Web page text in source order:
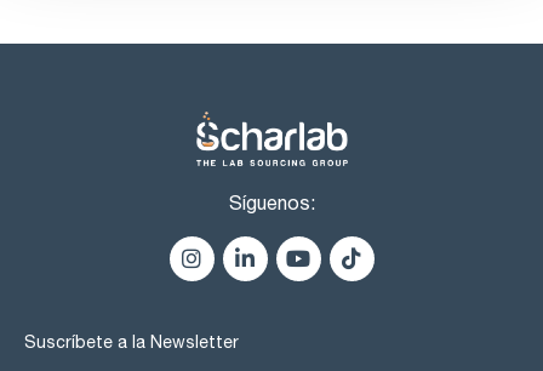
Síguenos:
Suscríbete a la Newsletter